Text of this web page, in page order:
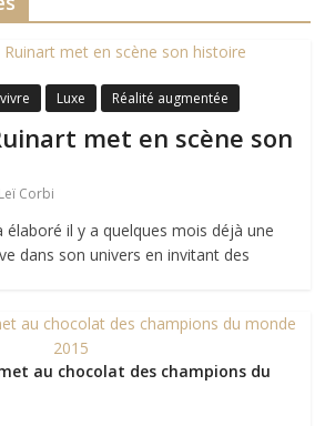
Luxe Réalité augmentée
met en scène son
Leï Corbi
élaboré il y a quelques mois déjà une
dans son univers en invitant des
au chocolat des champions du